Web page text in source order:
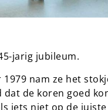
jarig jubileum.
nam ze het
de koren goed
iets niet op de